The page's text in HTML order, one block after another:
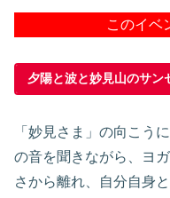
このイベ
夕陽と波と妙見山のサン
「妙見さま」の向こう
の音を聞きながら、ヨ
さから離れ、自分自身